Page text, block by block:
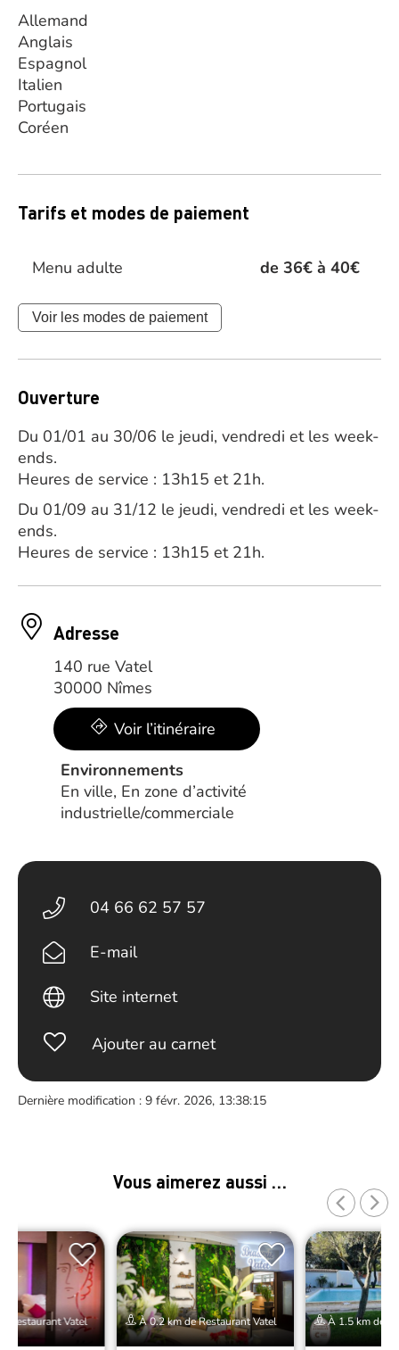
Allemand
Anglais
Espagnol
Italien
Portugais
Coréen
Tarifs et modes de paiement
Menu adulte de 36€ à 40€
Voir les modes de paiement
Ouverture
Du 01/01 au 30/06 le jeudi, vendredi et les week-
ends.
Heures de service : 13h15 et 21h.
Du 01/09 au 31/12 le jeudi, vendredi et les week-
ends.
Heures de service : 13h15 et 21h.
Adresse
140 rue Vatel
30000 Nîmes
Voir l’itinéraire
Environnements
En ville, En zone d’activité
industrielle/commerciale
04 66 62 57 57
E-mail
Site internet
Ajouter au carnet
Dernière modification : 9 févr. 2026, 13:38:15
Vous aimerez aussi …
Restaurant Vatel À 0.2 km de Restaurant Vatel À 1.5 km de